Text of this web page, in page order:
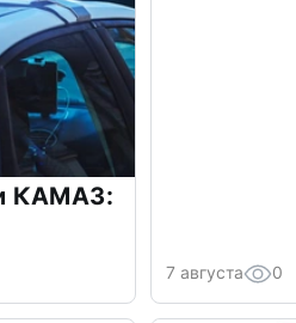
КАМАЗ:
7 августа 0